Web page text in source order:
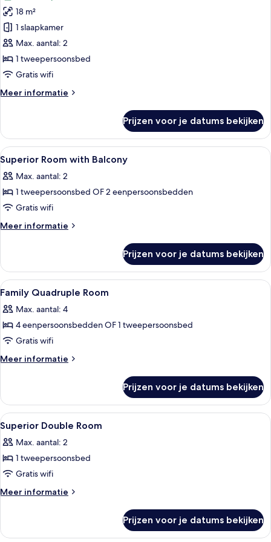
Deluxe
kamer,
balkon,
uitzicht
op
laden
18 m²
1 slaapkamer
Max. aantal: 2
1 tweepersoonsbed
Gratis wifi
Meer informatie
Meer
kamer,
balkon,
uitzicht
tuin
Prijzen voor je datums bekijken
Alle
foto's
voor
Superior
Room
with
Luxe beddengoed, een minibar, een
6
Superior Room with Balcony
Max. aantal: 2
1 tweepersoonsbed OF 2 eenpersoonsbedden
Gratis wifi
Meer informatie
Meer
Room
with
Balcony
Prijzen voor je datums bekijken
Alle
foto's
voor
Family
Quadruple
Room
Luxe beddengoed, een minibar, een
6
Family Quadruple Room
Max. aantal: 4
4 eenpersoonsbedden OF 1 tweepersoonsbed
Gratis wifi
Meer informatie
Meer
Quadruple
Room
Prijzen voor je datums bekijken
Alle
foto's
voor
Superior
Double
Room
Luxe beddengoed, een minibar, een
6
Superior Double Room
Max. aantal: 2
1 tweepersoonsbed
Gratis wifi
Meer informatie
Meer
Double
Prijzen voor je datums bekijken